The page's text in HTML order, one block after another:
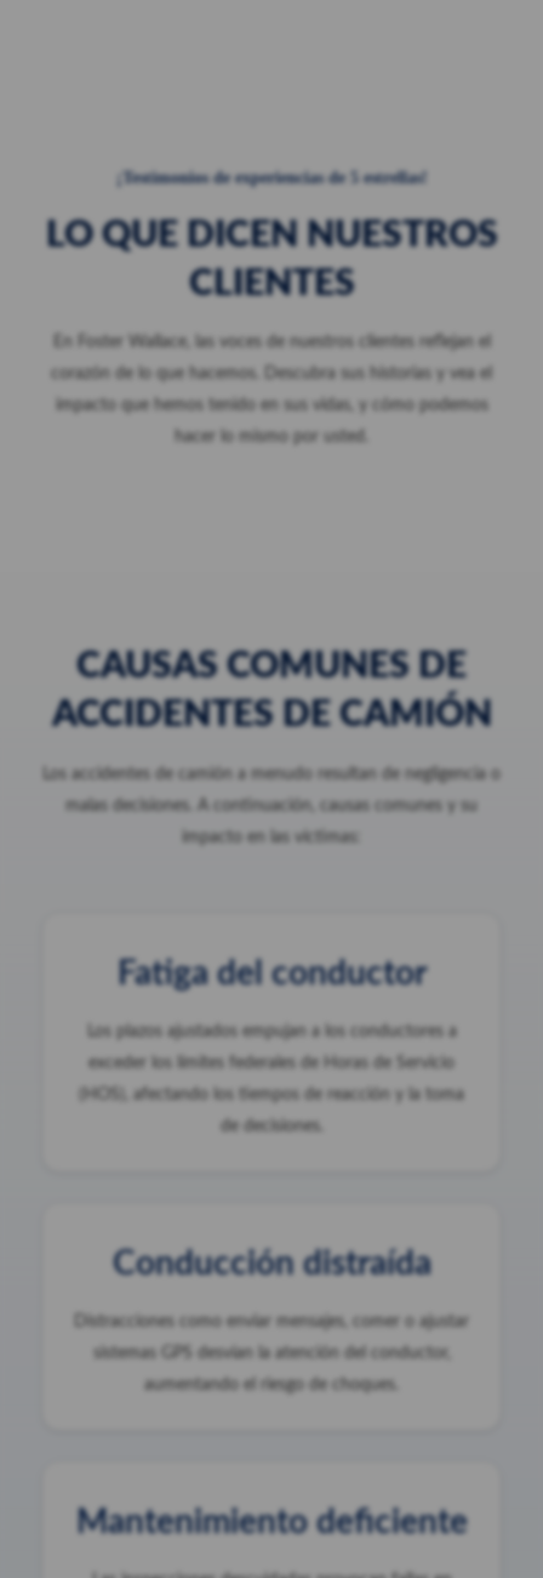
¡Testimonios de experiencias de 5 estrellas!
LO QUE DICEN NUESTROS
CLIENTES
En Foster Wallace, las voces de nuestros clientes reflejan el
corazón de lo que hacemos. Descubra sus historias y vea el
impacto que hemos tenido en sus vidas, y cómo podemos
hacer lo mismo por usted.
CAUSAS COMUNES DE
ACCIDENTES DE CAMIÓN
Los accidentes de camión a menudo resultan de negligencia o
malas decisiones. A continuación, causas comunes y su
impacto en las víctimas:
Fatiga del conductor
Los plazos ajustados empujan a los conductores a
exceder los límites federales de Horas de Servicio
(HOS), afectando los tiempos de reacción y la toma
de decisiones.
Conducción distraída
Distracciones como enviar mensajes, comer o ajustar
sistemas GPS desvían la atención del conductor,
aumentando el riesgo de choques.
Mantenimiento deficiente